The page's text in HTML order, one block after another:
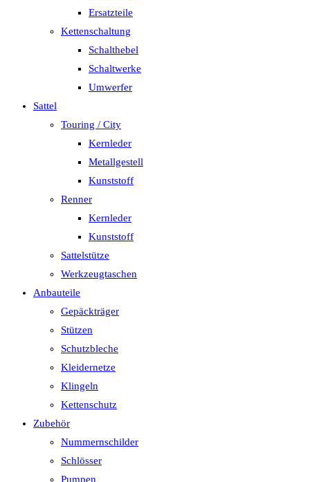
Ersatzteile
Kettenschaltung
Schalthebel
Schaltwerke
Umwerfer
Sattel
Touring / City
Kernleder
Metallgestell
Kunststoff
Renner
Kernleder
Kunststoff
Sattelstütze
Werkzeugtaschen
Anbauteile
Gepäckträger
Stützen
Schutzbleche
Kleidernetze
Klingeln
Kettenschutz
Zubehör
Nummernschilder
Schlösser
Pumpen